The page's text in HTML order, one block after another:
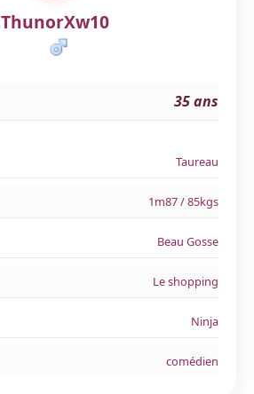
ThunorXw10
35 ans
Taureau
1m87 / 85kgs
Beau Gosse
Le shopping
Ninja
comédien